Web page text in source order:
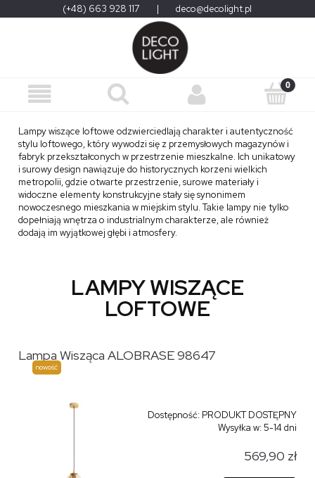
(+48) 663 928 117 | deco@decolight.pl
Lampy wiszące loftowe odzwierciedlają charakter i autentyczność
stylu loftowego, który wywodzi się z przemysłowych magazynów i
fabryk przekształconych w przestrzenie mieszkalne. Ich unikatowy
i surowy design nawiązuje do historycznych korzeni wielkich
metropolii, gdzie otwarte przestrzenie, surowe materiały i
widoczne elementy konstrukcyjne stały się synonimem
nowoczesnego mieszkania w miejskim stylu. Takie lampy nie tylko
dopełniają wnętrza o industrialnym charakterze, ale również
dodają im wyjątkowej głębi i atmosfery.
LAMPY WISZĄCE
LOFTOWE
Lampa Wisząca ALOBRASE 98647
Dostępność: PRODUKT DOSTĘPNY
Wysyłka w:5-14 dni
569,90 zł
nowość